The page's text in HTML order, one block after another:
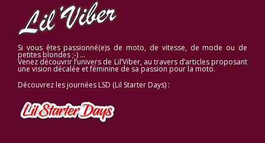
Si vous êtes passionné(e)s de moto, de vitesse, de mode ou de
petites blondes ;-) …
Venez découvrir l’univers de Lil’Viber, au travers d’articles proposant
une vision décalée et féminine de sa passion pour la moto.
Découvrez les journées LSD (Lil Starter Days) :